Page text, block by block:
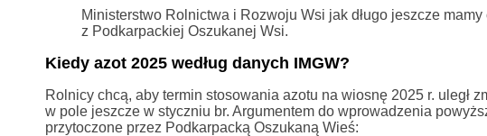
Ministerstwo Rolnictwa i Rozwoju Wsi jak długo jeszcze
z Podkarpackiej Oszukanej Wsi.
Kiedy azot 2025 według danych IMGW?
Rolnicy chcą, aby termin stosowania azotu na wiosnę 2025 r. uległ
w pole jeszcze w styczniu br. Argumentem do wprowadzenia
przytoczone przez Podkarpacką Oszukaną Wieś: